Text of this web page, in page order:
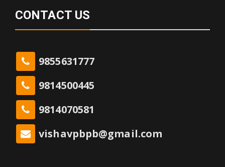
CONTACT US
9855631777
9814500445
9814070581
vishavpbpb@gmail.com